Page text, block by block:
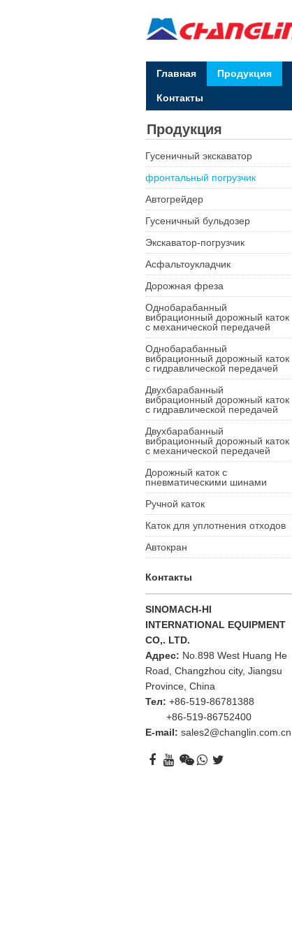
Главная Продукция
Контакты
Продукция
Гусеничный экскаватор
фронтальный погрузчик
Автогрейдер
Гусеничный бульдозер
Экскаватор-погрузчик
Асфальтоукладчик
Дорожная фреза
Однобарабанный
вибрационный дорожный каток
с механической передачей
Однобарабанный
вибрационный дорожный каток
с гидравлической передачей
Двухбарабанный
вибрационный дорожный каток
с гидравлической передачей
Двухбарабанный
вибрационный дорожный каток
с механической передачей
Дорожный каток с
пневматическими шинами
Ручной каток
Каток для уплотнения отходов
Автокран
Контакты
SINOMACH-HI
INTERNATIONAL EQUIPMENT
CO,. LTD.
Адрес: No.898 West Huang He
Road, Changzhou city, Jiangsu
Province, China
Тел: +86-519-86781388
+86-519-86752400
E-mail:sales2@changlin.com.cn